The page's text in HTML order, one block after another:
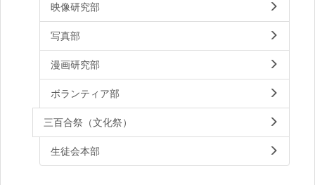
映像研究部
写真部
漫画研究部
ボランティア部
三百合祭（文化祭）
生徒会本部